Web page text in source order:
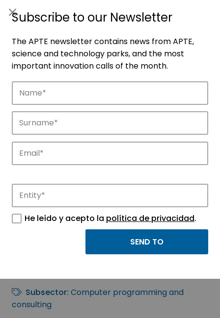
Companies
Discover the companies that drive
innovation in APTE’s parks.
Emernova
TELECOMMUNICATIONS
Subsector: Computer programming and
consulting
Subscribe to our Newsletter
The APTE newsletter contains news from APTE,
science and technology parks, and the most
important innovation calls of the month.
He leído y acepto la política de privacidad.